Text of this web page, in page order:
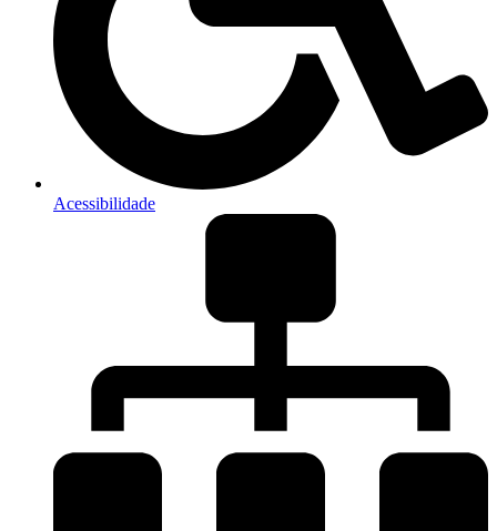
Acessibilidade